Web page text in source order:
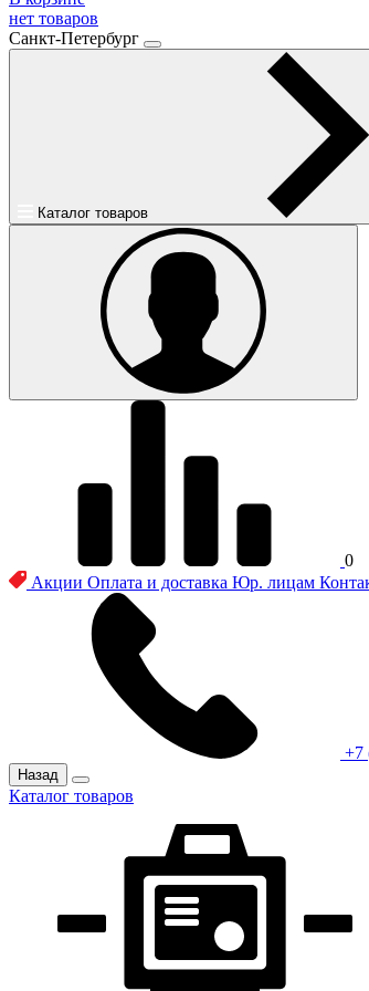
нет товаров
Санкт-Петербург
Каталог товаров
0
Акции Оплата и доставка Юр. лицам
+7
Назад
Каталог товаров